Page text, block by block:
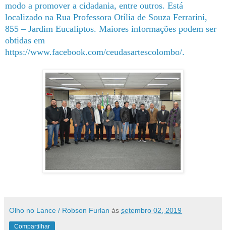
modo a promover a cidadania, entre outros. Está
localizado na Rua Professora Otília de Souza Ferrarini,
855 – Jardim Eucaliptos. Maiores informações podem ser
obtidas em
https://www.facebook.com/ceudasartescolombo/.
Olho no Lance / Robson Furlan às setembro 02, 2019
Compartilhar